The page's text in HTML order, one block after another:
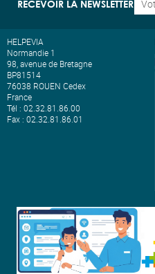
RECEVOIR LA NEWSLETTER
HELPEVIA
Normandie 1
98, avenue de Bretagne
BP81514
76038 ROUEN Cedex
France
Tél : 02.32.81.86.00
Fax : 02.32.81.86.01